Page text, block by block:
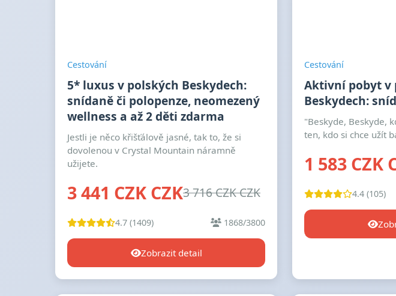
Cestování
5* luxus v polských Beskydech:
snídaně či polopenze, neomezený
wellness a až 2 děti zdarma
Jestli je něco křišťálově jasné, tak to, že si
dovolenou v Crystal Mountain náramně
užijete.
3 441 CZK CZK3 716 CZK CZK
4.7 (1409) 1868/3800
Zobrazit detail
Cestování
Aktivní pobyt v
Beskydech:
"Beskyde, Beskyde,
ten, kdo si chce užít
1 583 CZK
4.4 (105)